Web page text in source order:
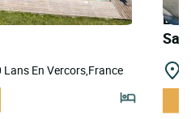
du Col de l'Arc
En Vercors,France